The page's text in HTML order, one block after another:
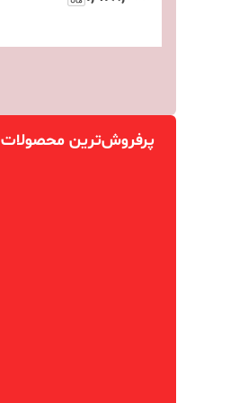
پرفروش‌ترین محصولات